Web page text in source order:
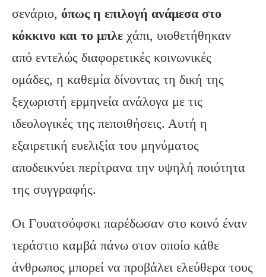
σενάριο, όπως η επιλογή ανάμεσα στο
κόκκινο και το μπλε χάπι, υιοθετήθηκαν
από εντελώς διαφορετικές κοινωνικές
ομάδες, η καθεμία δίνοντας τη δική της
ξεχωριστή ερμηνεία ανάλογα με τις
ιδεολογικές της πεποιθήσεις. Αυτή η
εξαιρετική ευελιξία του μηνύματος
αποδεικνύει περίτρανα την υψηλή ποιότητα
της συγγραφής.
Οι Γουατσόφσκι παρέδωσαν στο κοινό έναν
τεράστιο καμβά πάνω στον οποίο κάθε
άνθρωπος μπορεί να προβάλει ελεύθερα τους